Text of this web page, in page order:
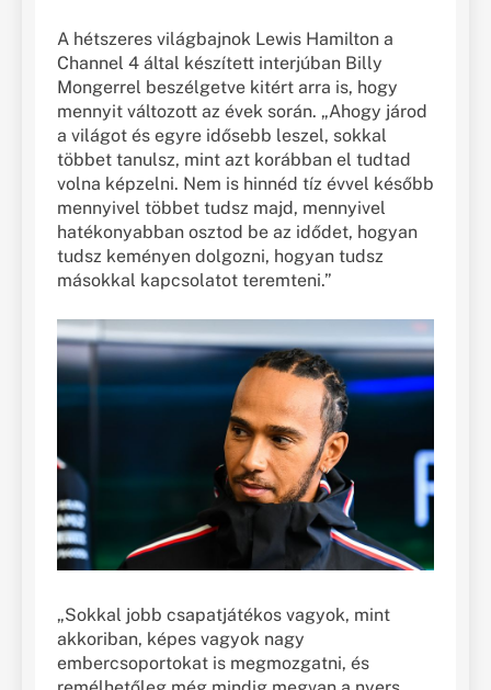
A hétszeres világbajnok Lewis Hamilton a
Channel 4 által készített interjúban Billy
Mongerrel beszélgetve kitért arra is, hogy
mennyit változott az évek során. „Ahogy járod
a világot és egyre idősebb leszel, sokkal
többet tanulsz, mint azt korábban el tudtad
volna képzelni. Nem is hinnéd tíz évvel később
mennyivel többet tudsz majd, mennyivel
hatékonyabban osztod be az idődet, hogyan
tudsz keményen dolgozni, hogyan tudsz
másokkal kapcsolatot teremteni.”
„Sokkal jobb csapatjátékos vagyok, mint
akkoriban, képes vagyok nagy
embercsoportokat is megmozgatni, és